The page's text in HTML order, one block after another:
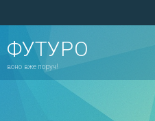
ФУТУРО
воно вже поруч!